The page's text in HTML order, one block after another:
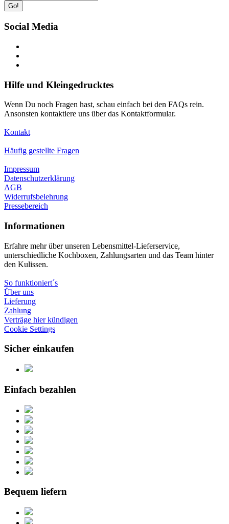
Go!
Social Media
Hilfe und Kleingedrucktes
Wenn Du noch Fragen hast, schau einfach bei den FAQs rein.
Ansonsten kontaktiere uns über das Kontaktformular.
Kontakt
Häufig gestellte Fragen
Impressum
Datenschutzerklärung
AGB
Widerrufsbelehrung
Pressebereich
Informationen
Erfahre mehr über unseren Lebensmittel-Lieferservice,
unterschiedliche Kochboxen, Zahlungsarten und das Team hinter
den Kulissen.
So funktioniert´s
Über uns
Lieferung
Zahlung
Verträge hier kündigen
Cookie Settings
Sicher einkaufen
Einfach bezahlen
Bequem liefern